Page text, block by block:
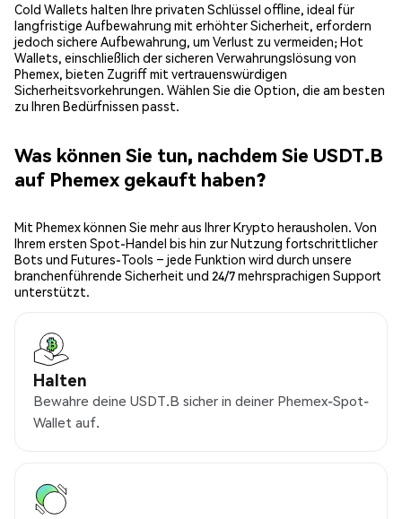
Cold Wallets halten Ihre privaten Schlüssel offline, ideal für
langfristige Aufbewahrung mit erhöhter Sicherheit, erfordern
jedoch sichere Aufbewahrung, um Verlust zu vermeiden; Hot
Wallets, einschließlich der sicheren Verwahrungslösung von
Phemex, bieten Zugriff mit vertrauenswürdigen
Sicherheitsvorkehrungen. Wählen Sie die Option, die am besten
zu Ihren Bedürfnissen passt.
Was können Sie tun, nachdem Sie USDT.B
auf Phemex gekauft haben?
Mit Phemex können Sie mehr aus Ihrer Krypto herausholen. Von
Ihrem ersten Spot-Handel bis hin zur Nutzung fortschrittlicher
Bots und Futures-Tools – jede Funktion wird durch unsere
branchenführende Sicherheit und 24/7 mehrsprachigen Support
unterstützt.
Halten
Bewahre deine USDT.B sicher in deiner Phemex-Spot-
Wallet auf.